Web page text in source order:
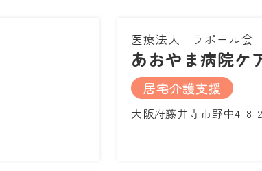
医療法人 ラポール会
あおやま病院ケ
居宅介護支援
大阪府藤井寺市野中4-8-